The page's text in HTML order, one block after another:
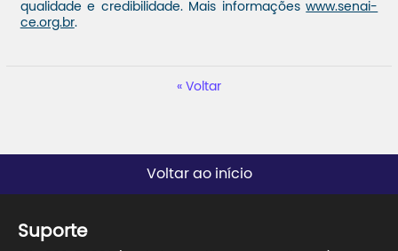
qualidade e credibilidade. Mais informaçõeswww.senai-
ce.org.br.
Voltar
Voltar ao início
Suporte